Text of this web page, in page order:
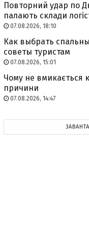
Повторний удар по
палають склади
07.08.2026, 18:10
Как выбрать
советы туристам
07.08.2026, 15:01
Чому не вмикається
причини
07.08.2026, 14:47